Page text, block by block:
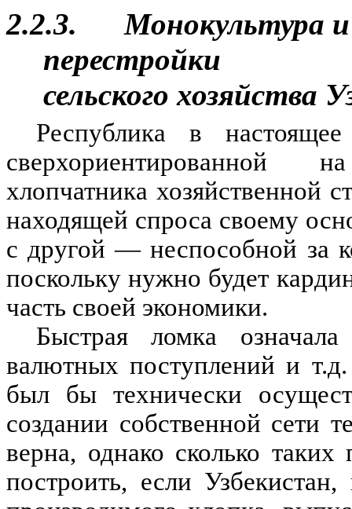
2.2.3. Монокультура и
перестройки
сельского хозяйства
Республика в
сверхориентированной
хлопчатника хозяйственной
находящей спроса своему
с другой — неспособной за
поскольку нужно будет
часть своей экономики.
Быстрая ломка
валютных поступлений и
был бы технически
создании собственной сети
верна, однако сколько
построить, если